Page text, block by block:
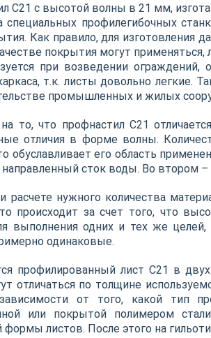
С21 с высотой волны в 21 мм,
специальных профилегибочных
Как правило, для изготовления
покрытия могут применяться,
при возведении
т.к. листы довольно легкие.
промышленных и жилых
то, что профнастил С21
отличия в форме волны.
обуславливает его область
направленный сток воды. Во втором –
расчете нужного количества
происходит за счет того, что
выполнения одних и тех же
одинаковые.
профилированный лист С21 в
отличаться по толщине
от того, какой тип
или покрытой полимером
листов. После этого на